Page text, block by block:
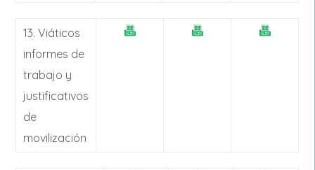
13. Viáticos
informes de
trabajo y
justificativos
de
movilización